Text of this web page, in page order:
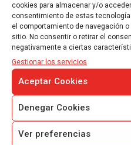
cookies para almacenar y/o
consentimiento de estas
el comportamiento de navegación
sitio. No consentir o retirar el
negativamente a ciertas
Gestionar los servicios
Aceptar Cookies
Denegar Cookies
Ver preferencias
de la actividad, con
documento, su importe,
imponible, impuesto que
factura, fecha de emisión
de que la subvención se
presupuesto estimado, se
indicación del importe y su
En su caso, carta de pago
de remanentes no